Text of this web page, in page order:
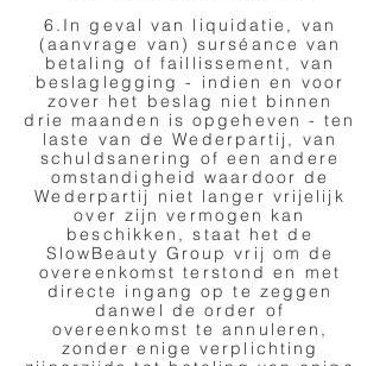
6.In geval van liquidatie, van
(aanvrage van) surséance van
betaling of faillissement, van
beslaglegging - indien en voor
zover het beslag niet binnen
drie maanden is opgeheven - ten
laste van de Wederpartij, van
schuldsanering of een andere
omstandigheid waardoor de
Wederpartij niet langer vrijelijk
over zijn vermogen kan
beschikken, staat het de
SlowBeauty Group vrij om de
overeenkomst terstond en met
directe ingang op te zeggen
danwel de order of
overeenkomst te annuleren,
zonder enige verplichting